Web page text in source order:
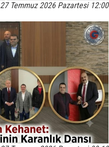
27 Temmuz 2026 Pazartesi 12:00